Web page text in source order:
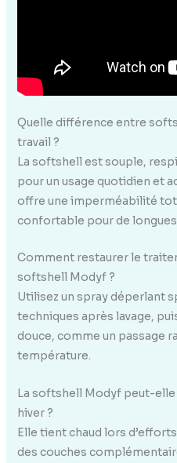
Quelle différence entre
travail ?
La softshell est souple,
pour un usage quotidien et
offre une imperméabilité
confortable pour de longues
Comment restaurer le
softshell Modyf ?
Utilisez un spray déperlant
techniques après lavage,
douce, comme un passage
température.
La softshell Modyf peut-elle
hiver ?
Elle tient chaud lors
des couches